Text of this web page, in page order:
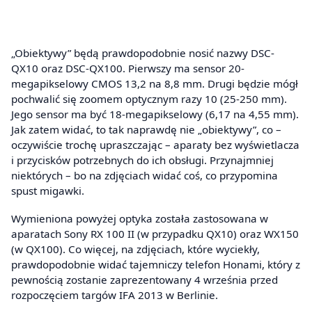
„Obiektywy” będą prawdopodobnie nosić nazwy DSC-
QX10 oraz DSC-QX100. Pierwszy ma sensor 20-
megapikselowy CMOS 13,2 na 8,8 mm. Drugi będzie mógł
pochwalić się zoomem optycznym razy 10 (25-250 mm).
Jego sensor ma być 18-megapikselowy (6,17 na 4,55 mm).
Jak zatem widać, to tak naprawdę nie „obiektywy”, co –
oczywiście trochę upraszczając – aparaty bez wyświetlacza
i przycisków potrzebnych do ich obsługi. Przynajmniej
niektórych – bo na zdjęciach widać coś, co przypomina
spust migawki.
Wymieniona powyżej optyka została zastosowana w
aparatach Sony RX 100 II (w przypadku QX10) oraz WX150
(w QX100). Co więcej, na zdjęciach, które wyciekły,
prawdopodobnie widać tajemniczy telefon Honami, który z
pewnością zostanie zaprezentowany 4 września przed
rozpoczęciem targów IFA 2013 w Berlinie.